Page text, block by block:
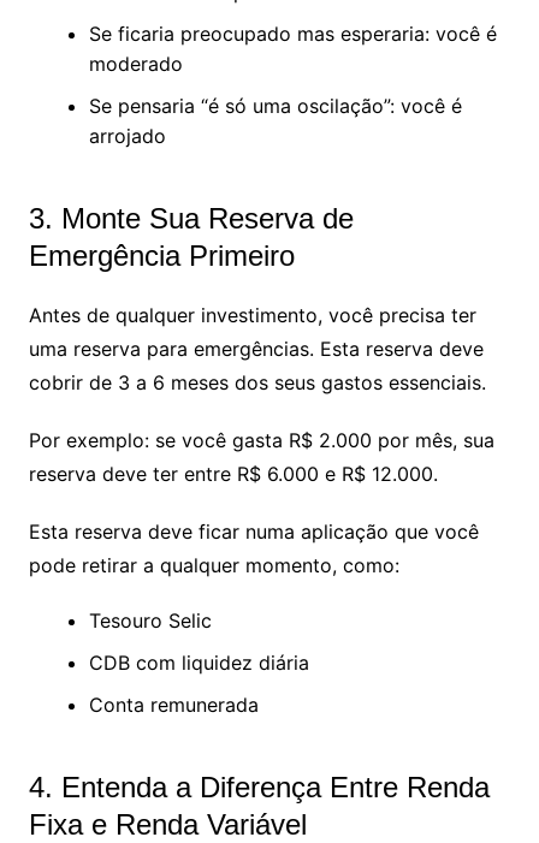
Se ficaria preocupado mas esperaria: você é
moderado
Se pensaria “é só uma oscilação”: você é
arrojado
3. Monte Sua Reserva de
Emergência Primeiro
Antes de qualquer investimento, você precisa ter
uma reserva para emergências. Esta reserva deve
cobrir de 3 a 6 meses dos seus gastos essenciais.
Por exemplo: se você gasta R$ 2.000 por mês, sua
reserva deve ter entre R$ 6.000 e R$ 12.000.
Esta reserva deve ficar numa aplicação que você
pode retirar a qualquer momento, como:
Tesouro Selic
CDB com liquidez diária
Conta remunerada
4. Entenda a Diferença Entre Renda
Fixa e Renda Variável